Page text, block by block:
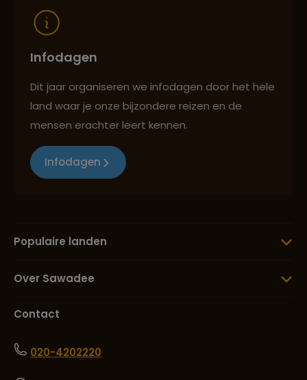
Infodagen
Dit jaar organiseren we infodagen door het hele
land waar je onze bijzondere reizen en de
mensen erachter leert kennen.
Infodagen
Populaire landen
Over Sawadee
Contact
020-4202220